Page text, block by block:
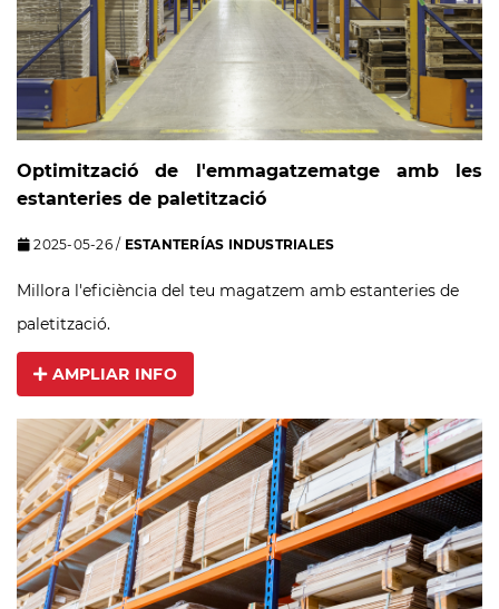
Optimització de l'emmagatzematge amb les
estanteries de paletització
2025-05-26/ ESTANTERÍAS INDUSTRIALES
Millora l'eficiència del teu magatzem amb estanteries de
paletització.
AMPLIAR INFO